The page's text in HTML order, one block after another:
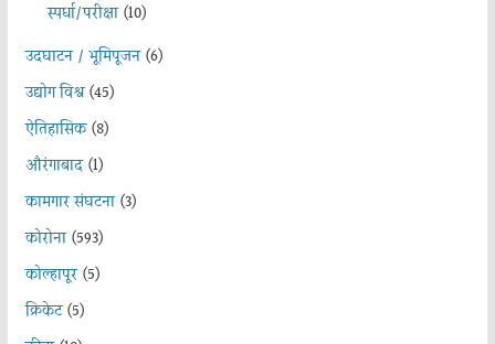
स्पर्धा/परीक्षा(10)
उदघाटन / भूमिपूजन(6)
उद्योग विश्व(45)
ऐतिहासिक(8)
औरंगाबाद(1)
कामगार संघटना(3)
कोरोना(593)
कोल्हापूर(5)
क्रिकेट(5)